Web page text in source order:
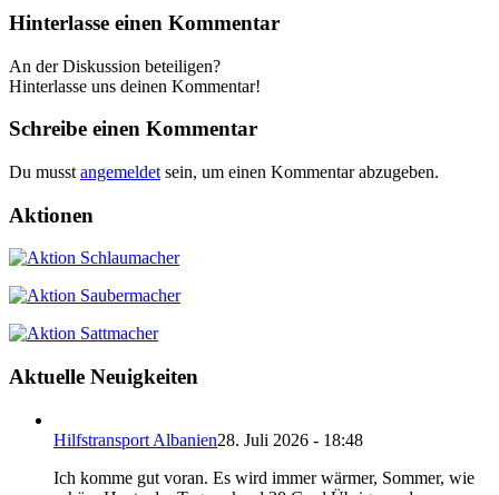
Hinterlasse einen Kommentar
An der Diskussion beteiligen?
Hinterlasse uns deinen Kommentar!
Schreibe einen Kommentar
Du musst angemeldet sein, um einen Kommentar abzugeben.
Aktionen
Aktuelle Neuigkeiten
Hilfstransport Albanien28. Juli 2026 - 18:48
Ich komme gut voran. Es wird immer wärmer, Sommer, wie